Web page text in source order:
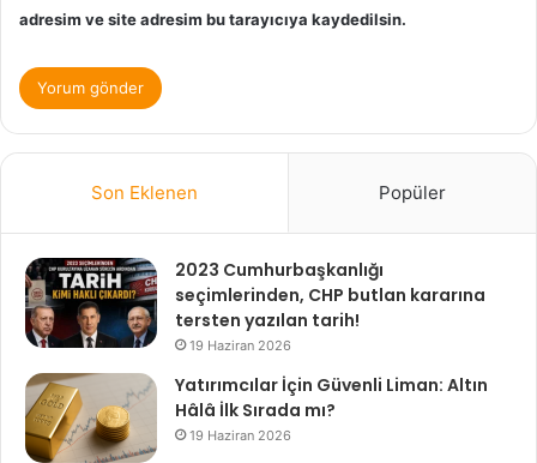
adresim ve site adresim bu tarayıcıya kaydedilsin.
Son Eklenen Popüler
2023 Cumhurbaşkanlığı
seçimlerinden, CHP butlan kararına
tersten yazılan tarih!
19 Haziran 2026
Yatırımcılar İçin Güvenli Liman: Altın
Hâlâ İlk Sırada mı?
19 Haziran 2026